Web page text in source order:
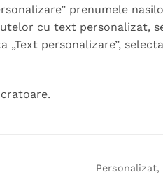
prenumele
cu text
„Text personalizare”,
Personalizat,